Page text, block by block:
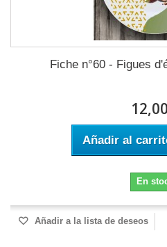
Fiche n°60 - Figues
Añadir al
En
Añadir a la lista de deseos